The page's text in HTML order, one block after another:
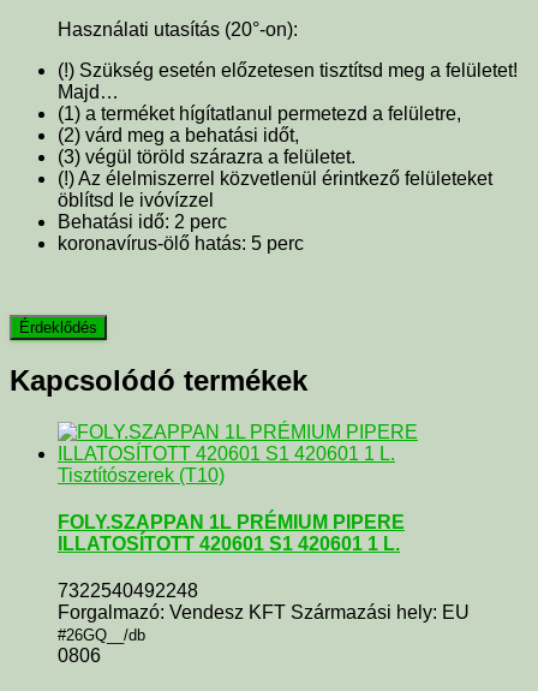
Használati utasítás (20°-on):
(!) Szükség esetén előzetesen tisztítsd meg a felületet!
Majd…
(1) a terméket hígítatlanul permetezd a felületre,
(2) várd meg a behatási időt,
(3) végül töröld szárazra a felületet.
(!) Az élelmiszerrel közvetlenül érintkező felületeket
öblítsd le ivóvízzel
Behatási idő: 2 perc
koronavírus-ölő hatás: 5 perc
Kapcsolódó termékek
Tisztítószerek (T10)
FOLY.SZAPPAN 1L PRÉMIUM PIPERE
ILLATOSÍTOTT 420601 S1 420601 1 L.
7322540492248
Forgalmazó: Vendesz KFT Származási hely: EU
#26GQ__/db
0806